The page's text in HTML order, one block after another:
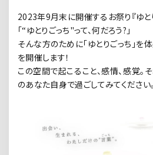
2023年9月末に開催するお祭り『ゆと
「“ゆとりごっち"って、何だろう?」
そんな方のために「ゆとりごっち」を
を開催します！
この空間で起こること、感情、感覚。
のあなた自身で過ごしてみてください。